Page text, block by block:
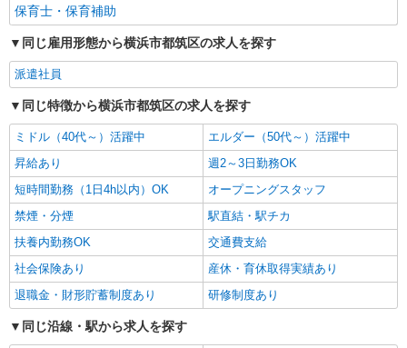
保育士・保育補助
同じ雇用形態から横浜市都筑区の求人を探す
派遣社員
同じ特徴から横浜市都筑区の求人を探す
ミドル（40代～）活躍中
エルダー（50代～）活躍中
昇給あり
週2～3日勤務OK
短時間勤務（1日4h以内）OK
オープニングスタッフ
禁煙・分煙
駅直結・駅チカ
扶養内勤務OK
交通費支給
社会保険あり
産休・育休取得実績あり
退職金・財形貯蓄制度あり
研修制度あり
同じ沿線・駅から求人を探す